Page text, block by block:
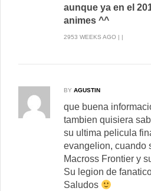
aunque ya en el
animes ^^
2953 WEEKS AGO | |
BY AGUSTIN
que buena
tambien quisiera
su ultima pelicula
evangelion, cuando
Macross Frontier y
Su legion de
Saludos